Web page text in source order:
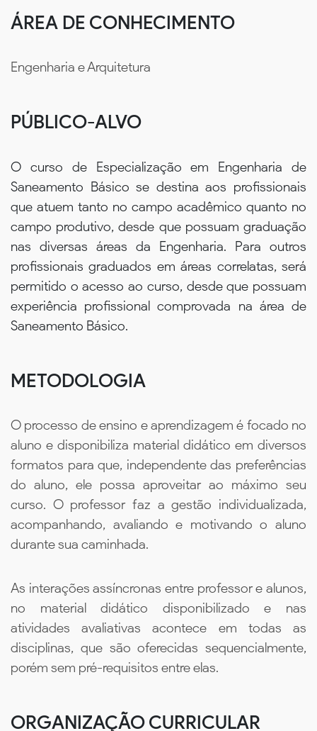
ÁREA DE CONHECIMENTO
Engenharia e Arquitetura
PÚBLICO-ALVO
O curso de Especialização em Engenharia de
Saneamento Básico se destina aos profissionais
que atuem tanto no campo acadêmico quanto no
campo produtivo, desde que possuam graduação
nas diversas áreas da Engenharia. Para outros
profissionais graduados em áreas correlatas, será
permitido o acesso ao curso, desde que possuam
experiência profissional comprovada na área de
Saneamento Básico.
METODOLOGIA
O processo de ensino e aprendizagem é focado no
aluno e disponibiliza material didático em diversos
formatos para que, independente das preferências
do aluno, ele possa aproveitar ao máximo seu
curso. O professor faz a gestão individualizada,
acompanhando, avaliando e motivando o aluno
durante sua caminhada.
As interações assíncronas entre professor e alunos,
no material didático disponibilizado e nas
atividades avaliativas acontece em todas as
disciplinas, que são oferecidas sequencialmente,
porém sem pré-requisitos entre elas.
ORGANIZAÇÃO CURRICULAR